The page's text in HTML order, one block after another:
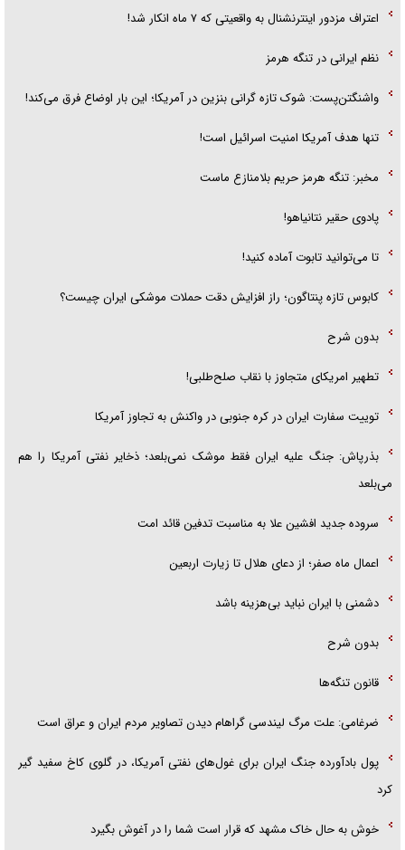
اعتراف مزدور اینترنشنال به واقعیتی که ۷ ماه انکار شد!
نظم ایرانی در تنگه هرمز
واشنگتن‌پست: شوک تازه گرانی بنزین در آمریکا؛ این بار اوضاع فرق می‌کند!
تنها هدف آمریکا امنیت اسرائیل است!
مخبر: تنگه هرمز حریم بلامنازع ماست
پادوی حقیر نتانیاهو!
تا می‌توانید تابوت آماده کنید!
کابوس تازه پنتاگون؛ راز افزایش دقت حملات موشکی ایران چیست؟
بدون شرح
تطهیر امریکای متجاوز با نقاب صلح‌طلبی!
توییت سفارت ایران در کره جنوبی در واکنش به تجاوز آمریکا
بذرپاش: ‏جنگ علیه ایران فقط موشک نمی‌بلعد؛ ذخایر نفتی آمریکا را هم
می‌بلعد
سروده جدید افشین علا به مناسبت تدفین قائد امت
اعمال ماه صفر؛ از دعای هلال تا زیارت اربعین
دشمنی با ایران نباید بی‌هزینه باشد
بدون شرح
قانون تنگه‌ها
ضرغامی: علت مرگ لیندسی گراهام دیدن تصاویر مردم ایران و عراق است
پول بادآورده جنگ ایران برای غول‌های نفتی آمریکا، در گلوی کاخ سفید گیر
کرد
خوش به حال خاک مشهد که قرار است شما را در آغوش بگیرد